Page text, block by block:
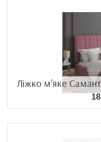
Ліжко м'яке